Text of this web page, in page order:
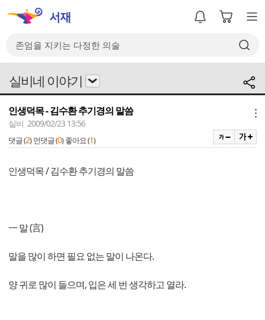
실비네 이야기
인생덕목 - 김수환 추기경의 말씀
실비 2009/02/23 13:56
댓글 (2) 먼댓글 (0) 좋아요 (1)
인생덕목 / 김수환 추기경의 말씀
一 말 (言)
말을 많이 하면 필요 없는 말이 나온다.
양 귀로 많이 들으며, 입은 세 번 생각하고 열라.